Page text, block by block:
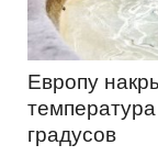
Европу
градусов